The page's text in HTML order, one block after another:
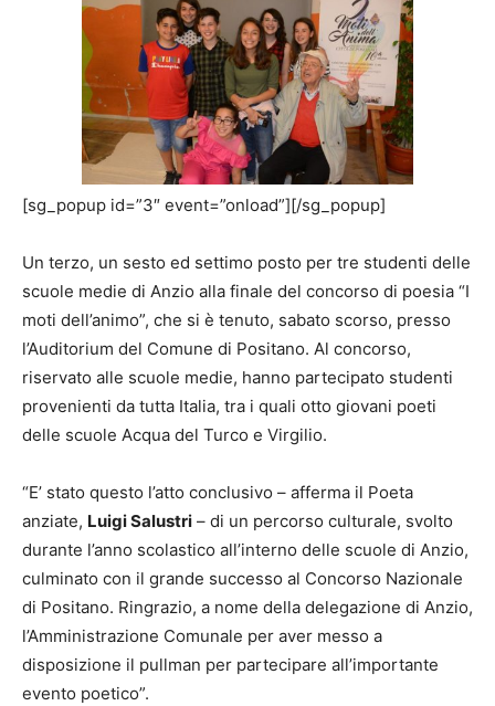
[sg_popup id=”3″ event=”onload”][/sg_popup]
Un terzo, un sesto ed settimo posto per tre studenti delle
scuole medie di Anzio alla finale del concorso di poesia “I
moti dell’animo”, che si è tenuto, sabato scorso, presso
l’Auditorium del Comune di Positano. Al concorso,
riservato alle scuole medie, hanno partecipato studenti
provenienti da tutta Italia, tra i quali otto giovani poeti
delle scuole Acqua del Turco e Virgilio.
“E’ stato questo l’atto conclusivo – afferma il Poeta
anziate, Luigi Salustri – di un percorso culturale, svolto
durante l’anno scolastico all’interno delle scuole di Anzio,
culminato con il grande successo al Concorso Nazionale
di Positano. Ringrazio, a nome della delegazione di Anzio,
l’Amministrazione Comunale per aver messo a
disposizione il pullman per partecipare all’importante
evento poetico”.